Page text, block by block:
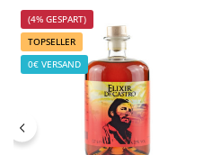
(4% GESPART)
TOPSELLER
0€ VERSAND